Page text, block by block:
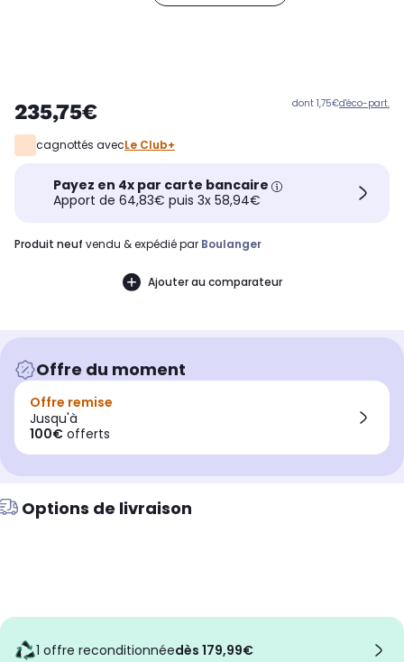
235,75€ dont 1,75€d'éco-part.
cagnottés avecLe Club+
Payez en 4x par carte bancaire
Apport de 64,83€ puis 3x 58,94€
produit neuf vendu & expédié par Boulanger
Ajouter au comparateur
Offre du moment
Offre remise
Jusqu'à
100€ offerts
Options de livraison
1 offre reconditionnée dès 179,99€